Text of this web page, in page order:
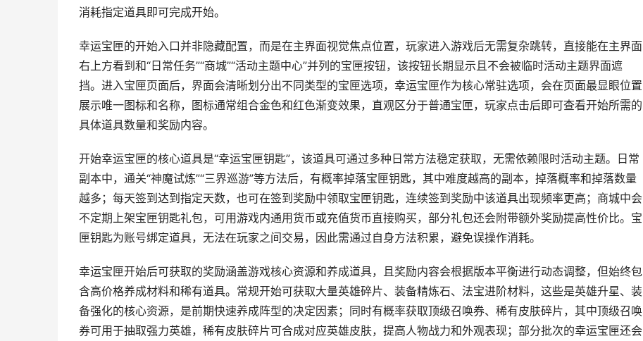
消耗指定道具即可完成开始。
幸运宝匣的开始入口并非隐藏配置，而是在主界面视觉焦点位置，玩家进入游戏后无需复杂跳转，直接能在主界面
右上方看到和“日常任务”“商城”“活动主题中心”并列的宝匣按钮，该按钮长期显示且不会被临时活动主题界面遮
挡。进入宝匣页面后，界面会清晰划分出不同类型的宝匣选项，幸运宝匣作为核心常驻选项，会在页面最显眼位置
展示唯一图标和名称，图标通常组合金色和红色渐变效果，直观区分于普通宝匣，玩家点击后即可查看开始所需的
具体道具数量和奖励内容。
开始幸运宝匣的核心道具是“幸运宝匣钥匙”，该道具可通过多种日常方法稳定获取，无需依赖限时活动主题。日常
副本中，通关“神魔试炼”“三界巡游”等方法后，有概率掉落宝匣钥匙，其中难度越高的副本，掉落概率和掉落数量
越多；每天签到达到指定天数，也可在签到奖励中领取宝匣钥匙，连续签到奖励中该道具出现频率更高；商城中会
不定期上架宝匣钥匙礼包，可用游戏内通用货币或充值货币直接购买，部分礼包还会附带额外奖励提高性价比。宝
匣钥匙为账号绑定道具，无法在玩家之间交易，因此需通过自身方法积累，避免误操作消耗。
幸运宝匣开始后可获取的奖励涵盖游戏核心资源和养成道具，且奖励内容会根据版本平衡进行动态调整，但始终包
含高价格养成材料和稀有道具。常规开始可获取大量英雄碎片、装备精炼石、法宝进阶材料，这些是英雄升星、装
备强化的核心资源，是前期快速养成阵型的决定因素；同时有概率获取顶级召唤券、稀有皮肤碎片，其中顶级召唤
券可用于抽取强力英雄，稀有皮肤碎片可合成对应英雄皮肤，提高人物战力和外观表现；部分批次的幸运宝匣还会